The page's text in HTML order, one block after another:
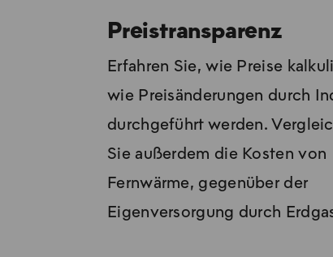
Preistransparenz
Erfahren Sie, wie Preise
wie Preisänderungen durch
durchgeführt werden.
Sie außerdem die Kosten von
Fernwärme, gegenüber der
Eigenversorgung durch